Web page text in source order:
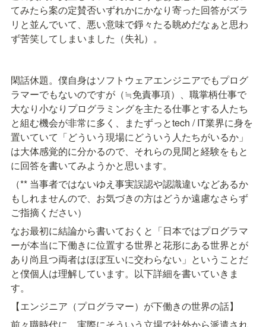
てみたら案の定賛否いずれかにかなり寄った回答がズラ
リと並んでいて、悪い意味で錚々たる眺めだなぁと思わ
ず苦笑してしまいました（失礼）。
閑話休題。僕自身はソフトウェアエンジニアでもプログ
ラマーでもないのですが（≒免責事項）、職掌柄仕事で
大なり小なりプログラミングを主たる仕事とする人たち
と組む機会が非常に多く、またずっとtech / IT業界に身を
置いていて「どういう現場にどういう人たちがいるか」
は大体感覚的に分かるので、それらの見聞と経験をもと
に回答を書いてみようかと思います。
（** 当事者ではないゆえ事実誤認や認識違いなどあるか
もしれませんので、お気づきの方はどうか遠慮なさらず
ご指摘ください）
なお最初に結論から書いておくと「日本ではプログラマ
ーが本当に下働きに位置する世界と花形にある世界とが
あり尚且つ両者はほぼ互いに交わらない」ということだ
と僕個人は理解しています。以下詳細を書いていきま
す。
【エンジニア（プログラマー）が下働きの世界の話】